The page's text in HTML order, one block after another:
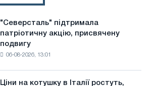
"Северсталь" підтримала
патріотичну акцію, присвячену
подвигу
06-08-2026, 13:01
Ціни на котушку в Італії ростуть,